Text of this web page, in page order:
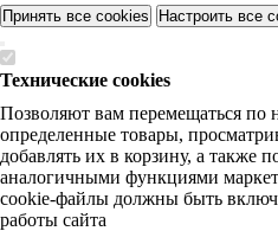
Принять все cookies Настроить все
Технические cookies
Позволяют вам перемещаться по
определенные товары,
добавлять их в корзину, а также
аналогичными функциями
cookie-файлы должны быть
работы сайта